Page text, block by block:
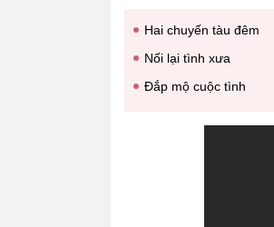
Hai chuyến tàu đêm
Nối lại tình xưa
Đắp mộ cuộc tình